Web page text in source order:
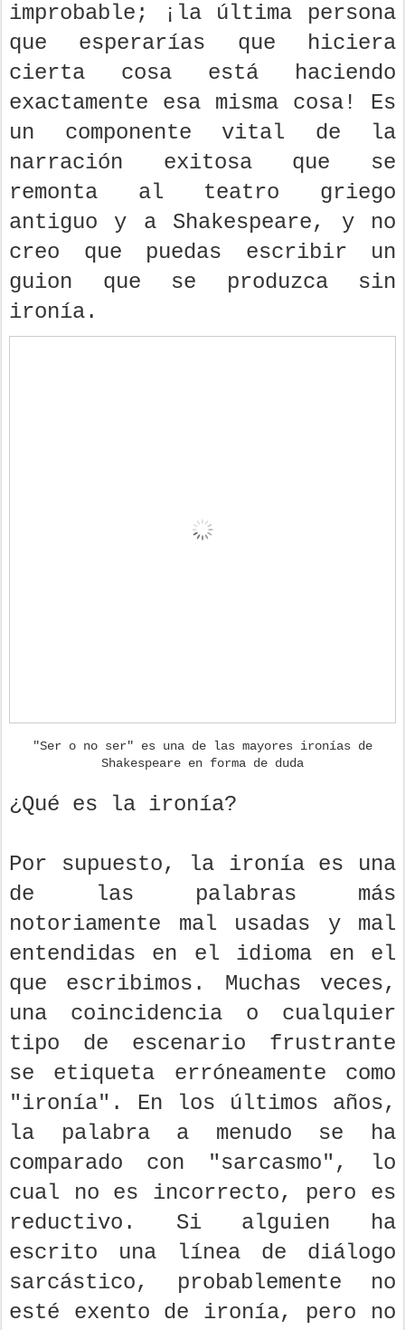
improbable; ¡la última persona
que esperarías que hiciera
cierta cosa está haciendo
exactamente esa misma cosa! Es
un componente vital de la
narración exitosa que se
remonta al teatro griego
antiguo y a Shakespeare, y no
creo que puedas escribir un
guion que se produzca sin
ironía.
"Ser o no ser" es una de las mayores ironías de
Shakespeare en forma de duda
¿Qué es la ironía?
Por supuesto, la ironía es una
de las palabras más
notoriamente mal usadas y mal
entendidas en el idioma en el
que escribimos. Muchas veces,
una coincidencia o cualquier
tipo de escenario frustrante
se etiqueta erróneamente como
"ironía". En los últimos años,
la palabra a menudo se ha
comparado con "sarcasmo", lo
cual no es incorrecto, pero es
reductivo. Si alguien ha
escrito una línea de diálogo
sarcástico, probablemente no
esté exento de ironía, pero no